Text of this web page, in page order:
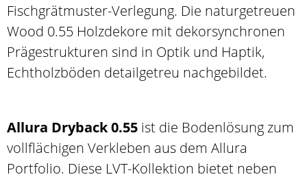
Fischgrätmuster-Verlegung. Die naturgetreuen
Wood 0.55 Holzdekore mit dekorsynchronen
Prägestrukturen sind in Optik und Haptik,
Echtholzböden detailgetreu nachgebildet.
Allura Dryback 0.55 ist die Bodenlösung zum
vollflächigen Verkleben aus dem Allura
Portfolio. Diese LVT-Kollektion bietet neben